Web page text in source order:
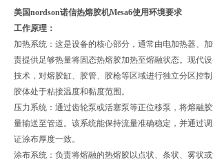
美国nordson诺信热熔胶机Mesa6使用环境要求
工作原理：
加热系统‌：这是设备的核心部分，通常由电加热器、
责提供足够热量将固态热熔胶加热至熔融状态。现代
技术，对熔胶缸、胶管、胶枪等区域进行独立分区控
胶体处于粘接温度和黏度范围。
压力系统‌：通过齿轮泵或活塞泵等正位移泵，将熔融
量输送至管道。该系统能保持流量准确稳定，并通过
证涂布厚度一致。
涂布系统‌：负责将熔融的热熔胶以点状、条状、雾状